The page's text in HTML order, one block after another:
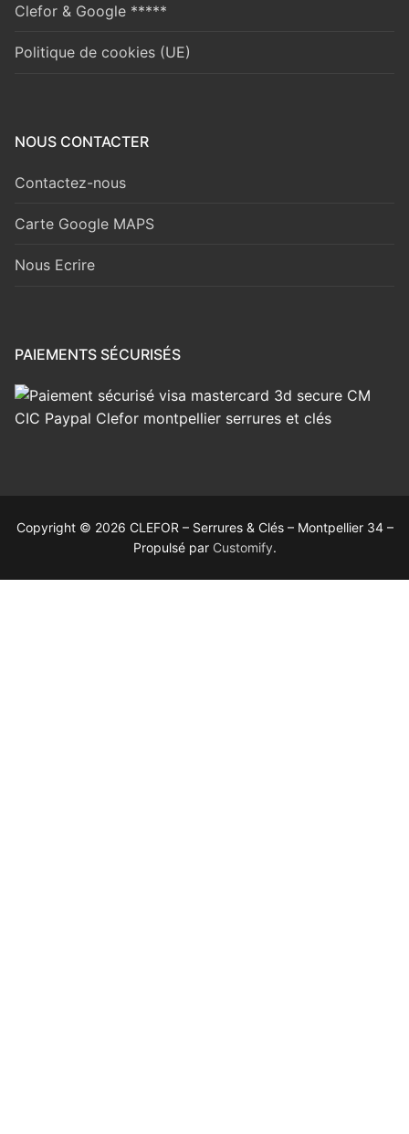
Clefor & Google *****
Politique de cookies (UE)
NOUS CONTACTER
Contactez-nous
Carte Google MAPS
Nous Ecrire
PAIEMENTS SÉCURISÉS
Copyright © 2026 CLEFOR – Serrures & Clés – Montpellier 34 –
Propulsé par Customify.